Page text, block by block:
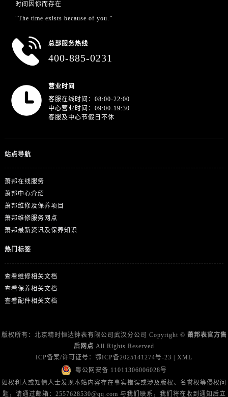
澳门省路氹城市金光大道萧邦售后服务中心（需提前预约）
广东省广州市天河区天河路230号万菱汇国际中心A塔7层704室萧邦售后服务中心（需提前预约）
广东省江门市蓬江区广场西路萧邦售后服务中心（需提前预约）
时间因你而存在
"The time exists because of you.”
总部服务热线
400-885-0231
营业时间
客服在线时间：08:00-22:00
中心营业时间：09:00-19:30
客服及中心节假日不休
站点导航
萧邦在线服务
萧邦中心介绍
萧邦维修及保养项目
萧邦维修服务网点
萧邦最新资讯及保养知识
热门标签
查看维修相关文档
查看保养相关文档
查看配件相关文档
版权所有：北京精时恒达钟表有限公司武汉分公司 Copyright © 萧邦表官方售
后网点 All Rights Reserved
ICP备案/许可证号： 鄂ICP备2025141274号-23
XML
粤公网安备 11011306006028号
如权利人或知情人士发现本站内容存在事实错误或涉及版权、名誉权等侵权问
题，请通过邮箱：2557628530@qq.com 与我们联系，我们将在收到通知后立